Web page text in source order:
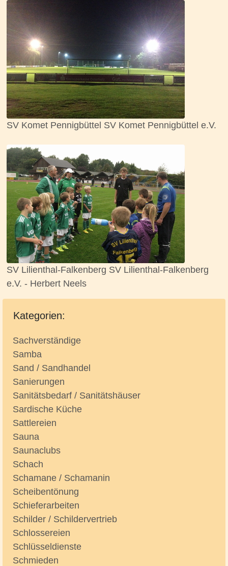
SV Komet Pennigbüttel SV Komet Pennigbüttel e.V.
SV Lilienthal-Falkenberg SV Lilienthal-Falkenberg
e.V. - Herbert Neels
Kategorien:
Sachverständige
Samba
Sand / Sandhandel
Sanierungen
Sanitätsbedarf / Sanitätshäuser
Sardische Küche
Sattlereien
Sauna
Saunaclubs
Schach
Schamane / Schamanin
Scheibentönung
Schieferarbeiten
Schilder / Schildervertrieb
Schlossereien
Schlüsseldienste
Schmieden